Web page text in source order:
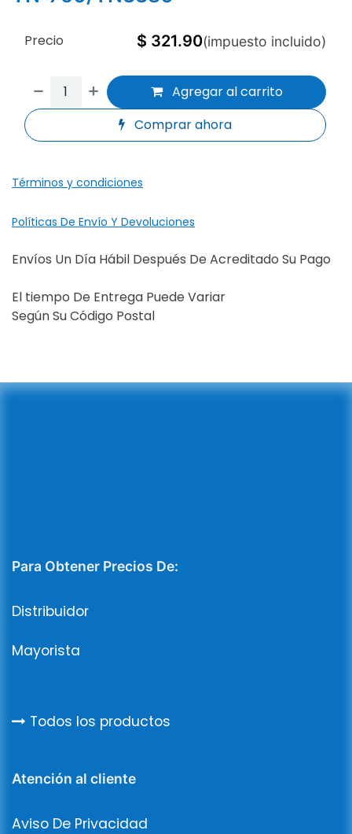
Agregar al carrito
Comprar ahora
Precio $ 321.90(impuesto incluido)
Términos y condiciones
Políticas De Envío Y Devoluciones
Envíos Un Día Hábil Después De Acreditado Su Pago
El tiempo De Entrega Puede Variar
Según Su Código Postal
Para Obtener Precios De:
Distribuidor
Mayorista
Todos los productos
Atención al cliente
Aviso De Privacidad